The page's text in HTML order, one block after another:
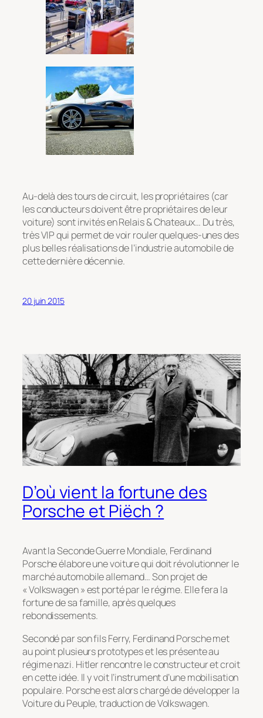
Au-delà des tours de circuit, les propriétaires (car
les conducteurs doivent être propriétaires de leur
voiture) sont invités en Relais & Chateaux… Du très,
très VIP qui permet de voir rouler quelques-unes des
plus belles réalisations de l’industrie automobile de
cette dernière décennie.
20 juin 2015
D’où vient la fortune des
Porsche et Piëch ?
Avant la Seconde Guerre Mondiale, Ferdinand
Porsche élabore une voiture qui doit révolutionner le
marché automobile allemand… Son projet de
« Volkswagen » est porté par le régime. Elle fera la
fortune de sa famille, après quelques
rebondissements.
Secondé par son fils Ferry, Ferdinand Porsche met
au point plusieurs prototypes et les présente au
régime nazi. Hitler rencontre le constructeur et croit
en cette idée. Il y voitl’instrument d’une mobilisation
populaire. Porsche est alors chargé de développer la
Voiture du Peuple, traduction de Volkswagen.